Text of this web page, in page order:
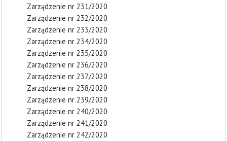
Zarządzenie nr 231/2020
Zarządzenie nr 232/2020
Zarządzenie nr 233/2020
Zarządzenie nr 234/2020
Zarządzenie nr 235/2020
Zarządzenie nr 236/2020
Zarządzenie nr 237/2020
Zarządzenie nr 238/2020
Zarządzenie nr 239/2020
Zarządzenie nr 240/2020
Zarządzenie nr 241/2020
Zarządzenie nr 242/2020